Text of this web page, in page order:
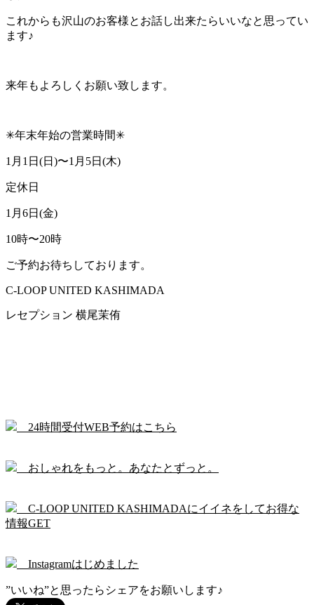
これからも沢山のお客様とお話し出来たらいいなと思ってい
ます♪
来年もよろしくお願い致します。
✳︎年末年始の営業時間✳︎
1月1日(日)〜1月5日(木)
定休日
1月6日(金)
10時〜20時
ご予約お待ちしております。
C-LOOP UNITED KASHIMADA
レセプション 横尾茉侑
24時間受付WEB予約はこちら
おしゃれをもっと。あなたとずっと。
C-LOOP UNITED KASHIMADAにイイネをしてお得な
情報GET
Instagramはじめました
”いいね”と思ったらシェアをお願いします♪